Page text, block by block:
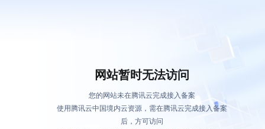
网站暂时无法访问
您的网站未在腾讯云完成接入备案
使用腾讯云中国境内云资源，需在腾讯云完成接入备案
后，方可访问